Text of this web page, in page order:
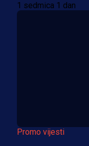
1 sedmica 1 dan
Promo vijesti